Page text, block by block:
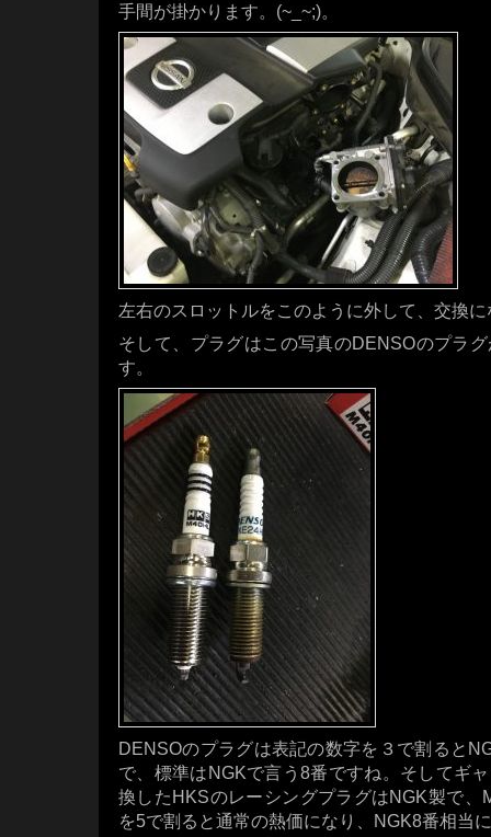
手間が掛かります。(~_~;)。
左右のスロットルをこのように外して、交換
そして、プラグはこの写真のDENSOのプラ
す。
DENSOのプラグは表記の数字を３で割ると
で、標準はNGKで言う8番ですね。そしてギ
換したHKSのレーシングプラグはNGK製で、
を5で割ると通常の熱価になり、NGK8番相当